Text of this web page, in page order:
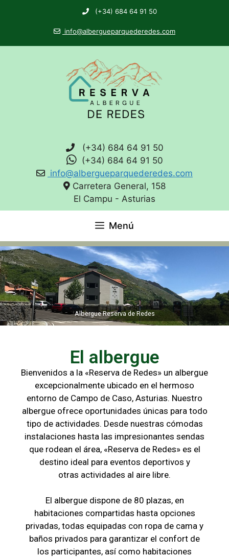
(+34) 684 64 91 50
info@albergueparquederedes.com
(+34) 684 64 91 50
(+34) 684 64 91 50
info@albergueparquederedes.com
Carretera General, 158
El Campu - Asturias
Menú
Albergue Reserva de Redes
El albergue
Bienvenidos a la «Reserva de Redes» un albergue
excepcionalmente ubicado en el hermoso
entorno de Campo de Caso, Asturias. Nuestro
albergue ofrece oportunidades únicas para todo
tipo de actividades. Desde nuestras cómodas
instalaciones hasta las impresionantes sendas
que rodean el área, «Reserva de Redes» es el
destino ideal para eventos deportivos y
otras actividades al aire libre.
El albergue dispone de 80 plazas, en
habitaciones compartidas hasta opciones
privadas, todas equipadas con ropa de cama y
baños privados para garantizar el confort de
los participantes, así como habitaciones